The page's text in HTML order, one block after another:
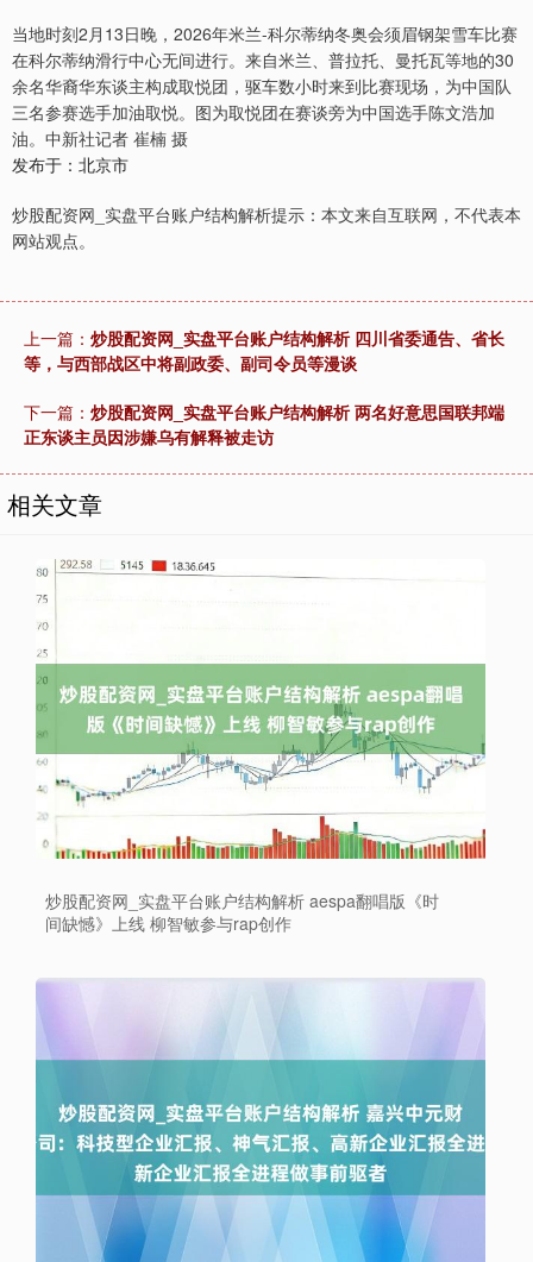
当地时刻2月13日晚，2026年米兰-科尔蒂纳冬奥会须眉钢架雪车比赛
在科尔蒂纳滑行中心无间进行。来自米兰、普拉托、曼托瓦等地的30
余名华裔华东谈主构成取悦团，驱车数小时来到比赛现场，为中国队
三名参赛选手加油取悦。图为取悦团在赛谈旁为中国选手陈文浩加
油。中新社记者 崔楠 摄
发布于：北京市
炒股配资网_实盘平台账户结构解析提示：本文来自互联网，不代表本
网站观点。
上一篇： 炒股配资网_实盘平台账户结构解析 四川省委通告、省长
等，与西部战区中将副政委、副司令员等漫谈
下一篇： 炒股配资网_实盘平台账户结构解析 两名好意思国联邦端
正东谈主员因涉嫌乌有解释被走访
相关文章
炒股配资网_实盘平台账户结构解析 aespa翻唱版《时
间缺憾》上线 柳智敏参与rap创作